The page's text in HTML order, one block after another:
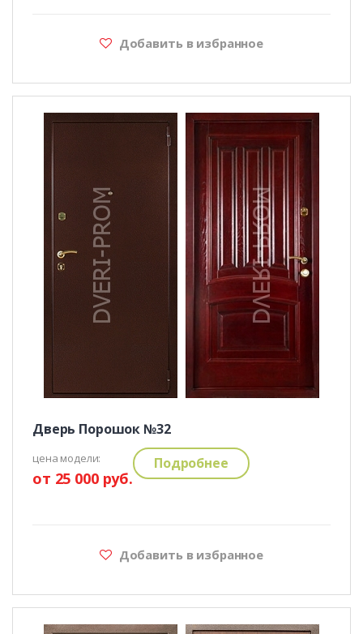
Добавить в избранное
Дверь Порошок №32
цена модели:
от 25 000 руб.
Подробнее
Добавить в избранное